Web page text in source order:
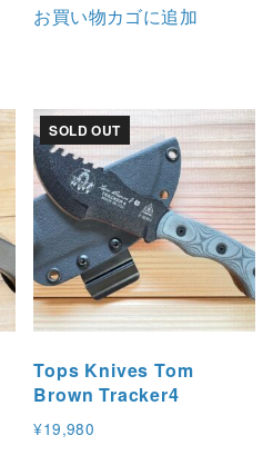
お買い物カゴに追加
SOLD OUT
Tops Knives Tom
Brown Tracker4
¥19,980